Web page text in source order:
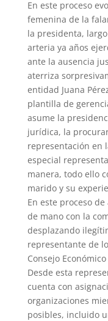
En este proceso
femenina de la
la presidenta,
arteria ya años
ante la ausencia
aterriza
entidad Juana
plantilla de
asume la
jurídica, la
representación en
especial
manera, todo ello
marido y su
En este proceso
de mano con la
desplazando
representante de
Consejo
Desde esta
cuenta con
organizaciones
posibles, incluido